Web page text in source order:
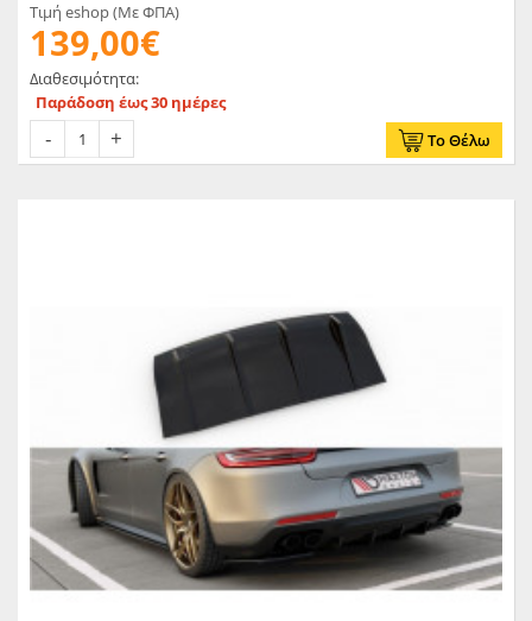
Τιμή eshop (Με ΦΠΑ)
139,00€
Διαθεσιμότητα:
Παράδοση έως 30 ημέρες
Το Θέλω